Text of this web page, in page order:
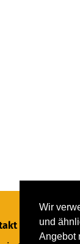
Wir
und
Angebot